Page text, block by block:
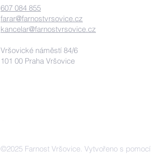
607 084 855
farar@farnostvrsovice.cz
kancelar@farnostvrsovice.cz
Vršovické náměstí 84/6
101 00 Praha Vršovice
©2025 Farnost Vršovice. Vytvořeno s pomocí